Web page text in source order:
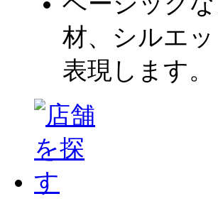
材、シルエ
表現します。